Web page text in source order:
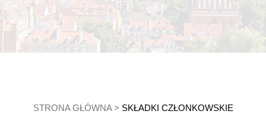
STRONA GŁÓWNA> SKŁADKI CZŁONKOWSKIE